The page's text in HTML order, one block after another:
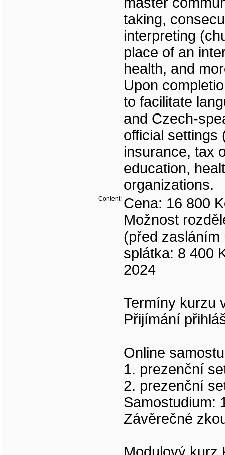
taking,
interpreting
place of an
health, and
Upon
to facilitate
and Czech-
official settings
insurance, tax
education,
organizations.
Content: Cena: 16 800
Možnost
(před zasláním
splátka: 8 400
2024
Termíny kurzu
Přijímání
Online
1. prezenční
2. prezenční
Samostudium:
Závěrečné